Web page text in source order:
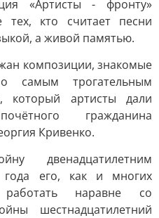
«Артисты - фронту»
тех, кто считает песни
а живой памятью.
композиции, знакомые
самым трогательным
который артисты дали
гражданина
Кривенко.
двенадцатилетним
его, как и многих
работать наравне со
шестнадцатилетний